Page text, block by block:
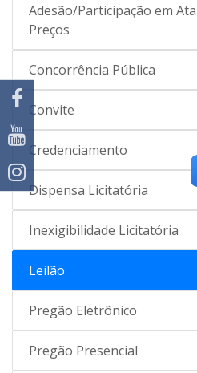
Adesão/Participação em
Preços
Concorrência Pública
Convite
Credenciamento
Dispensa Licitatória
Inexigibilidade Licitatória
Leilão
Pregão Eletrônico
Pregão Presencial